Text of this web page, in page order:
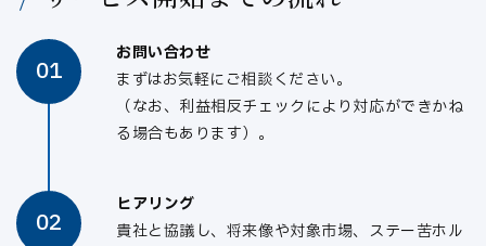
01
お問い合わせ
まずはお気軽にご相談ください。
（なお、利益相反チェックにより対応ができかね
る場合もあります）。
02
ヒアリング
貴社と協議し、将来像や対象市場、ステー苦ホル